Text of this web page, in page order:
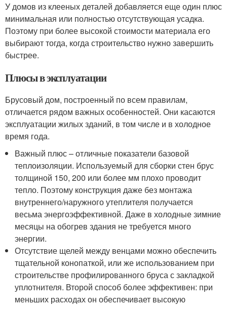
У домов из клееных деталей добавляется еще один плюс
минимальная или полностью отсутствующая усадка.
Поэтому при более высокой стоимости материала его
выбирают тогда, когда строительство нужно завершить
быстрее.
Плюсы в эксплуатации
Брусовый дом, построенный по всем правилам,
отличается рядом важных особенностей. Они касаются
эксплуатации жилых зданий, в том числе и в холодное
время года.
Важный плюс – отличные показатели базовой
теплоизоляции. Используемый для сборки стен брус
толщиной 150, 200 или более мм плохо проводит
тепло. Поэтому конструкция даже без монтажа
внутреннего/наружного утеплителя получается
весьма энергоэффективной. Даже в холодные зимние
месяцы на обогрев здания не требуется много
энергии.
Отсутствие щелей между венцами можно обеспечить
тщательной конопаткой, или же использованием при
строительстве профилированного бруса с закладкой
уплотнителя. Второй способ более эффективен: при
меньших расходах он обеспечивает высокую